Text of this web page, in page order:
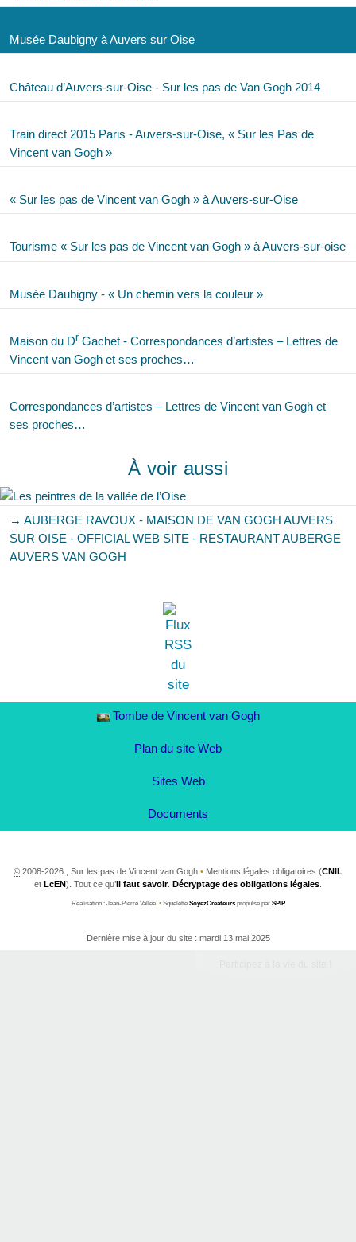
Musée Daubigny à Auvers sur Oise
Château d’Auvers-sur-Oise - Sur les pas de Van Gogh 2014
Train direct 2015 Paris - Auvers-sur-Oise, « Sur les Pas de
Vincent van Gogh »
« Sur les pas de Vincent van Gogh » à Auvers-sur-Oise
Tourisme « Sur les pas de Vincent van Gogh » à Auvers-sur-oise
Musée Daubigny - « Un chemin vers la couleur »
Maison du Dr Gachet - Correspondances d’artistes – Lettres de
Vincent van Gogh et ses proches…
Correspondances d’artistes – Lettres de Vincent van Gogh et
ses proches…
À voir aussi
→ AUBERGE RAVOUX - MAISON DE VAN GOGH AUVERS
SUR OISE - OFFICIAL WEB SITE - RESTAURANT AUBERGE
AUVERS VAN GOGH
Tombe de Vincent van Gogh
Plan du site Web
Sites Web
Documents
© 2008-2026 , Sur les pas de Vincent van Gogh • Mentions légales obligatoires (CNIL
et LcEN). Tout ce qu’il faut savoir. Décryptage des obligations légales
Réalisation : Jean-Pierre Vallée •Squelette SoyezCréateurspropulsé par SPIP
Dernière mise à jour du site : mardi 13 mai 2025